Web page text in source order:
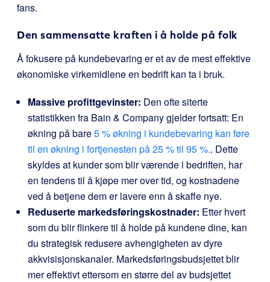
fans.
Den sammensatte kraften i å holde på folk
Å fokusere på kundebevaring er et av de mest effektive
økonomiske virkemidlene en bedrift kan ta i bruk.
Massive profittgevinster: Den ofte siterte
statistikken fra Bain & Company gjelder fortsatt: En
økning på bare5 % økning i kundebevaring kan føre
til en økning i fortjenesten på 25 % til 95 %.. Dette
skyldes at kunder som blir værende i bedriften, har
en tendens til å kjøpe mer over tid, og kostnadene
ved å betjene dem er lavere enn å skaffe nye.
Reduserte markedsføringskostnader: Etter hvert
som du blir flinkere til å holde på kundene dine, kan
du strategisk redusere avhengigheten av dyre
akkvisisjonskanaler. Markedsføringsbudsjettet blir
mer effektivt ettersom en større del av budsjettet